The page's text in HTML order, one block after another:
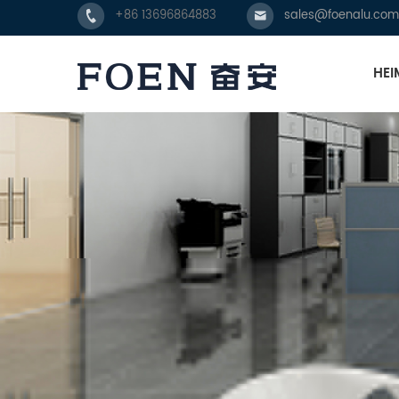
+86 13696864883 sales@foenalu.com